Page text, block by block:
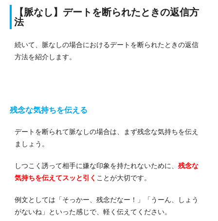
【脈なし】デートを断られたときの返信方
法
続いて、脈なしの場合におけるデートを断られたときの返信
方法を紹介します。
残念な気持ちを伝える
デートを断られて脈なしの場合は、まず残念な気持ちを伝え
ましょう。
しつこく誘って相手に嫌な印象を持たれないために、 残念な
気持ちを伝えてスッと引く ことが大切です。
例文としては「そっかー、残念だなー！」「うーん、しょう
がないね」といった感じで、軽く伝えてください。